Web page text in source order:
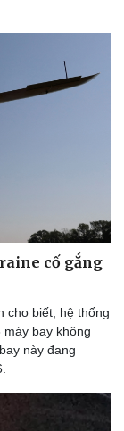
cố gắng
cho biết, hệ thống
bay không
này đang